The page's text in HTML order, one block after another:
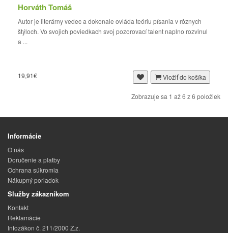
Horváth Tomáš
Autor je literárny vedec a dokonale ovláda teóriu písania v rôznych
štýloch. Vo svojich poviedkach svoj pozorovací talent naplno rozvinul
a ...
19,91€ Vložiť do košíka
Zobrazuje sa 1 až 6 z 6 položiek
Informácie
O nás
Doručenie a platby
Ochrana súkromia
Nákupný poriadok
Služby zákazníkom
Kontakt
Reklamácie
Infozákon č. 211/2000 Z.z.